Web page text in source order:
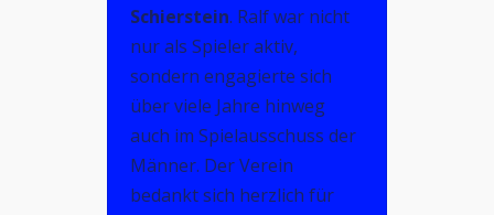
Schierstein. Ralf war nicht
nur als Spieler aktiv,
sondern engagierte sich
über viele Jahre hinweg
auch im Spielausschuss der
Männer. Der Verein
bedankt sich herzlich für